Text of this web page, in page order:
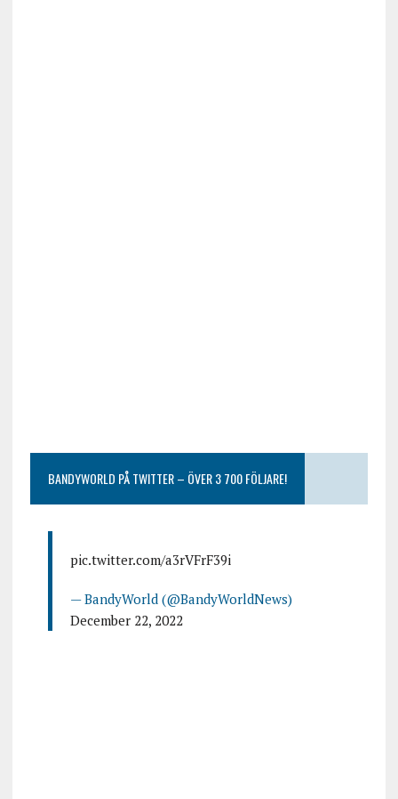
BANDYWORLD PÅ TWITTER – ÖVER 3 700 FÖLJARE!
pic.twitter.com/a3rVFrF39i
— BandyWorld (@BandyWorldNews)
December 22, 2022